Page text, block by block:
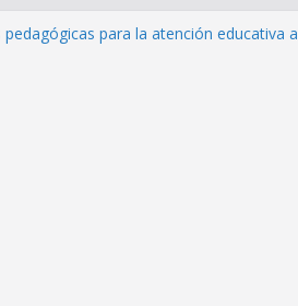
pedagógicas para la atención educativa a